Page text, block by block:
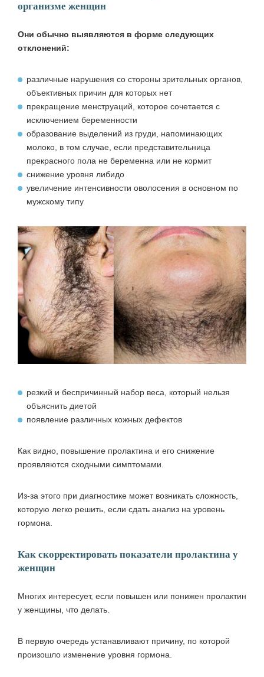
организме женщин
Они обычно выявляются в форме следующих
отклонений:
различные нарушения со стороны зрительных органов,
объективных причин для которых нет
прекращение менструаций, которое сочетается с
исключением беременности
образование выделений из груди, напоминающих
молоко, в том случае, если представительница
прекрасного пола не беременна или не кормит
снижение уровня либидо
увеличение интенсивности оволосения в основном по
мужскому типу
резкий и беспричинный набор веса, который нельзя
объяснить диетой
появление различных кожных дефектов
Как видно, повышение пролактина и его снижение
проявляются сходными симптомами.
Из-за этого при диагностике может возникать сложность,
которую легко решить, если сдать анализ на уровень
гормона.
Как скорректировать показатели пролактина у
женщин
Многих интересует, если повышен или понижен пролактин
у женщины, что делать.
В первую очередь устанавливают причину, по которой
произошло изменение уровня гормона.